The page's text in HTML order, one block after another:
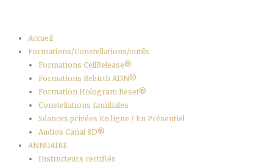
Accueil
Formations/Constellations/outils
Formations CellRelease®
Formations Rebirth ADN®
Formation Hologram Reset®
Constellations familiales
Séances privées En ligne / En Présentiel
Audios Canal 8D®
ANNUAIRE
Instructeurs certifiés